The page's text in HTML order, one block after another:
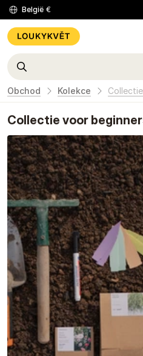
België €
Obchod Kolekce
Collectie voor